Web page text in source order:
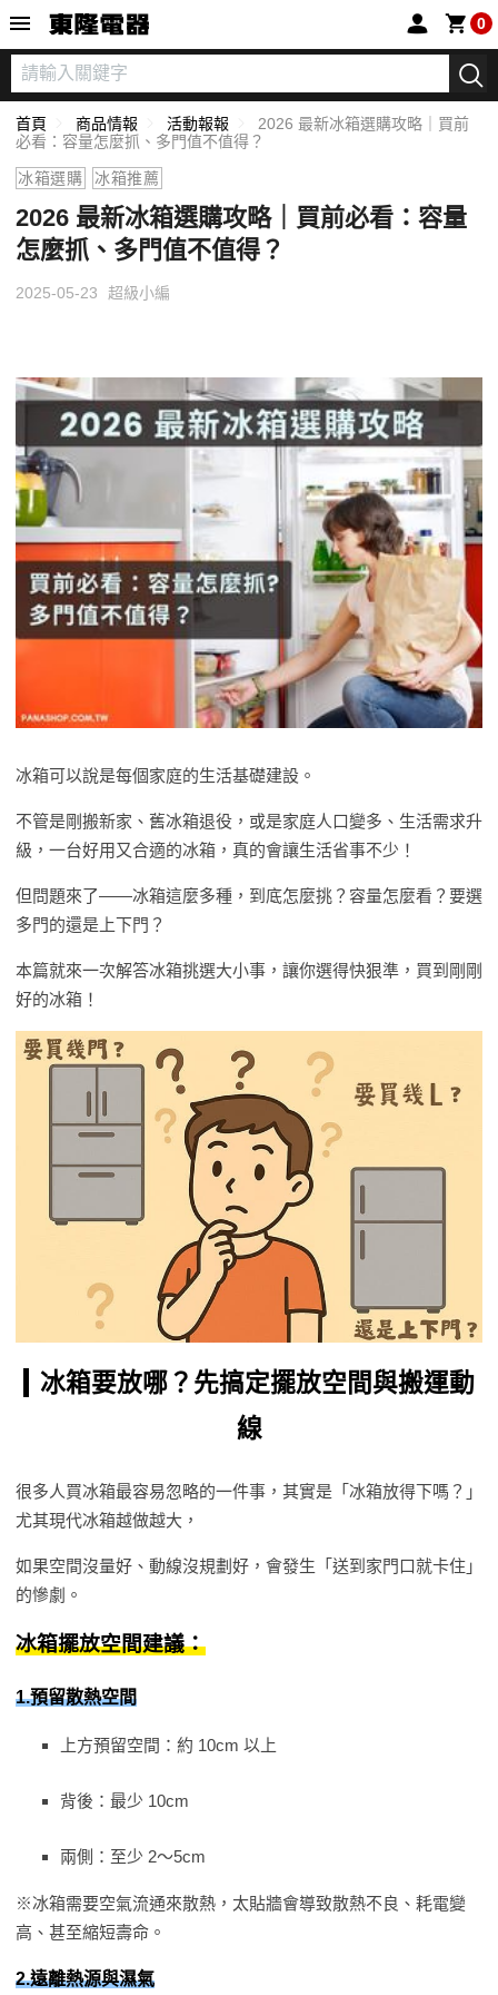
0
首頁 商品情報 活動報報
2026 最新冰箱選購攻略｜買前
必看：容量怎麼抓、多門值不值得？
冰箱選購 冰箱推薦
2026 最新冰箱選購攻略｜買前必看：容量
怎麼抓、多門值不值得？
2025-05-23 超級小編
冰箱可以說是每個家庭的生活基礎建設。
不管是剛搬新家、舊冰箱退役，或是家庭人口變多、生活需求升
級，一台好用又合適的冰箱，真的會讓生活省事不少！
但問題來了——冰箱這麼多種，到底怎麼挑？容量怎麼看？ 要選
多門的還是上下門？
本篇就來一次解答冰箱挑選大小事，讓你選得快狠準，買到剛剛
好的冰箱！
冰箱要放哪？先搞定擺放空間與搬運動
線
很多人買冰箱最容易忽略的一件事，其實是「冰箱放得下嗎？」
尤其現代冰箱越做越大，
如果空間沒量好、動線沒規劃好，會發生「送到家門口就卡住」
的慘劇。
冰箱擺放空間建議：
1.預留散熱空間
上方預留空間 ：約 10cm 以上
背後 ：最少 10cm
兩側：至少 2～5cm
※冰箱需要空氣流通來散熱，太貼牆會導致散熱不良、耗電變
高、甚至縮短壽命。
2.遠離熱源與濕氣